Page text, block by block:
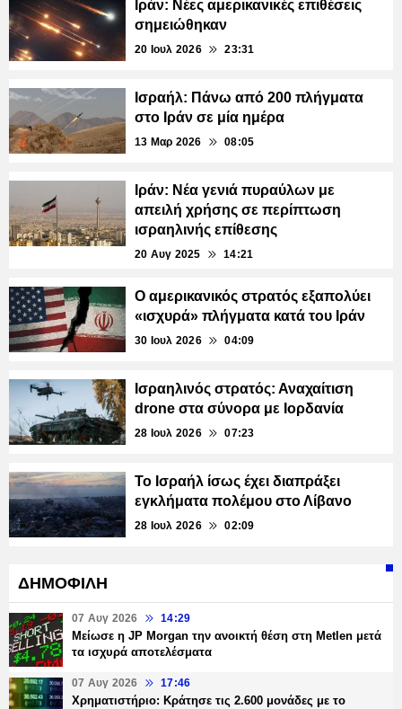
Ιράν: Νέες αμερικανικές επιθέσεις
σημειώθηκαν
20 Ιουλ 2026 23:31
Ισραήλ: Πάνω από 200 πλήγματα
στο Ιράν σε μία ημέρα
13 Μαρ 2026 08:05
Ιράν: Νέα γενιά πυραύλων με
απειλή χρήσης σε περίπτωση
ισραηλινής επίθεσης
20 Αυγ 2025 14:21
Ο αμερικανικός στρατός εξαπολύει
«ισχυρά» πλήγματα κατά του Ιράν
30 Ιουλ 2026 04:09
Ισραηλινός στρατός: Αναχαίτιση
drone στα σύνορα με Ιορδανία
28 Ιουλ 2026 07:23
Το Ισραήλ ίσως έχει διαπράξει
εγκλήματα πολέμου στο Λίβανο
28 Ιουλ 2026 02:09
ΔΗΜΟΦΙΛΗ
07 Αυγ 2026 14:29
Μείωσε η JP Morgan την ανοικτή θέση στη Metlen μετά
τα ισχυρά αποτελέσματα
07 Αυγ 2026 17:46
Χρηματιστήριο: Κράτησε τις 2.600 μονάδες με το